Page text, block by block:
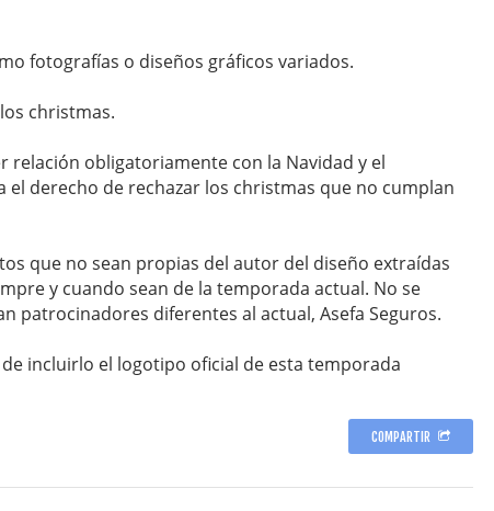
fotografías o diseños gráficos variados.
christmas.
relación obligatoriamente con la Navidad y el
el derecho de rechazar los christmas que no cumplan
que no sean propias del autor del diseño extraídas
y cuando sean de la temporada actual. No se
patrocinadores diferentes al actual, Asefa Seguros.
incluirlo el logotipo oficial de esta temporada
COMPARTIR